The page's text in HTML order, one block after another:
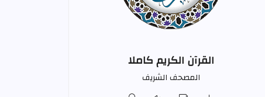
القرآن الكريم كاملا
المصحف الشريف